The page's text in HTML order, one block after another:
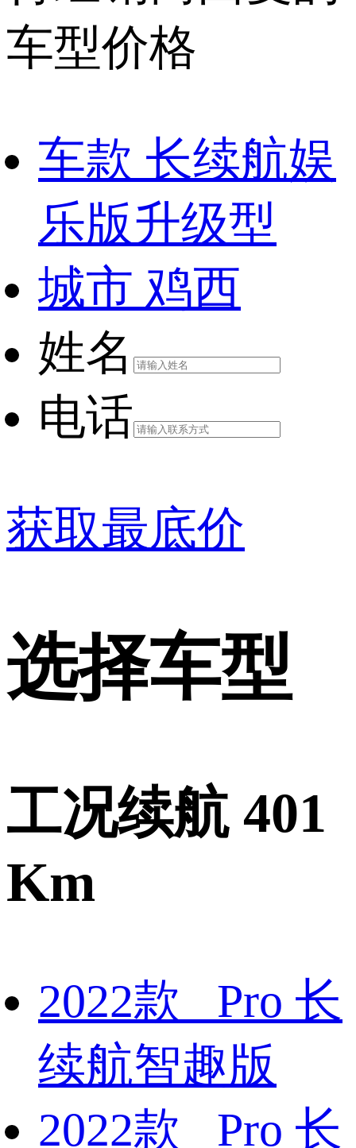
车型价格
车款 长续航娱
乐版升级型
城市 鸡西
姓名
电话
获取最底价
选择车型
工况续航 401
Km
2022款 Pro 长
续航智趣版
2022款 Pro 长